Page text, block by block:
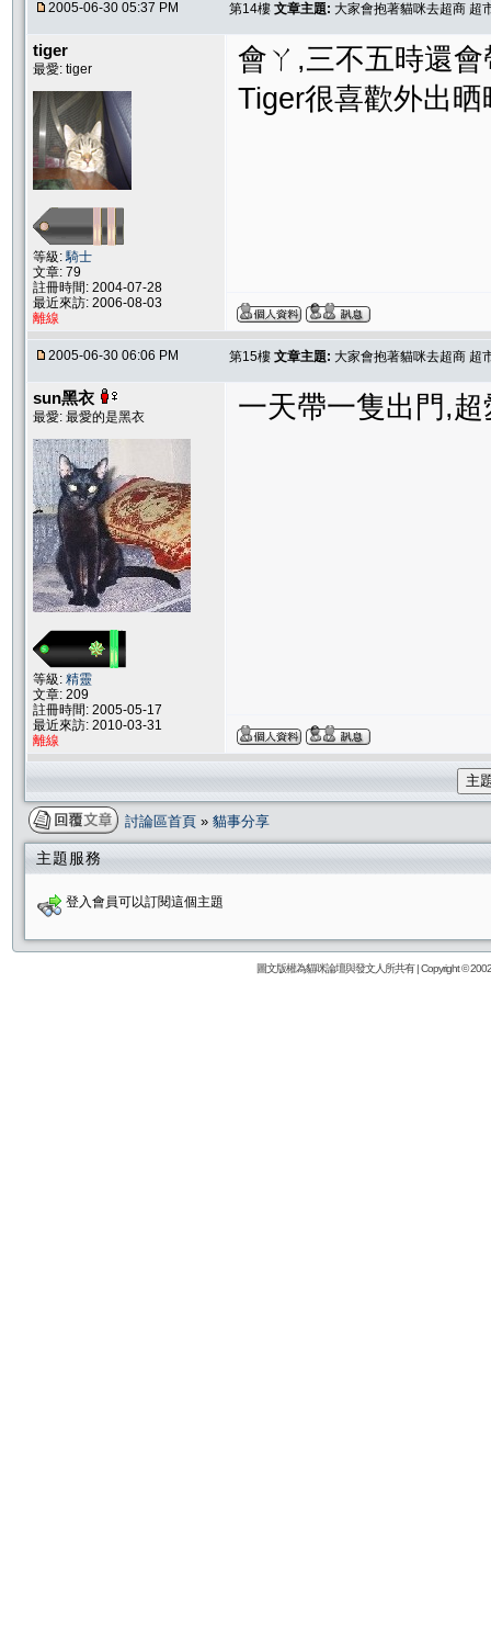
2005-06-30 05:37 PM 第14樓 文章主題: 大家會抱著貓咪去超商 超
tiger
最愛: tiger
等級:騎士
文章: 79
註冊時間: 2004-07-28
最近來訪: 2006-08-03
離線
會ㄚ,三不五時還
Tiger很喜歡外出晒
2005-06-30 06:06 PM 第15樓 文章主題: 大家會抱著貓咪去超商 超
sun黑衣
最愛: 最愛的是黑衣
等級: 精靈
文章: 209
註冊時間: 2005-05-17
最近來訪: 2010-03-31
離線
一天帶一隻出門,
主
討論區首頁 » 貓事分享
主題服務
登入會員可以訂閱這個主題
圖文版權為貓咪論壇與發文人所共有 | Copyright ©